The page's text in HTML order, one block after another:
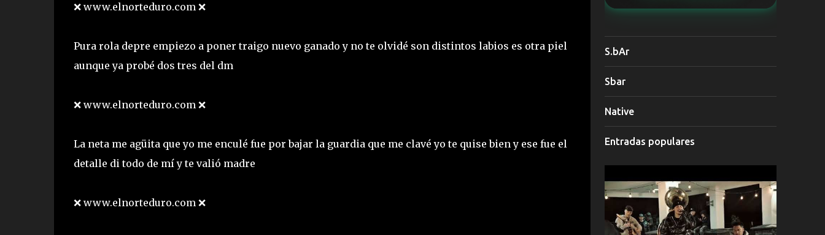
❌ www.elnorteduro.com ❌
Pura rola depre empiezo a poner traigo nuevo ganado y no te olvidé son distintos labios es otra piel
aunque ya probé dos tres del dm
❌ www.elnorteduro.com ❌
La neta me agüita que yo me enculé fue por bajar la guardia que me clavé yo te quise bien y ese fue el
detalle di todo de mí y te valió madre
❌ www.elnorteduro.com ❌
S.bAr
Sbar
Native
Entradas populares